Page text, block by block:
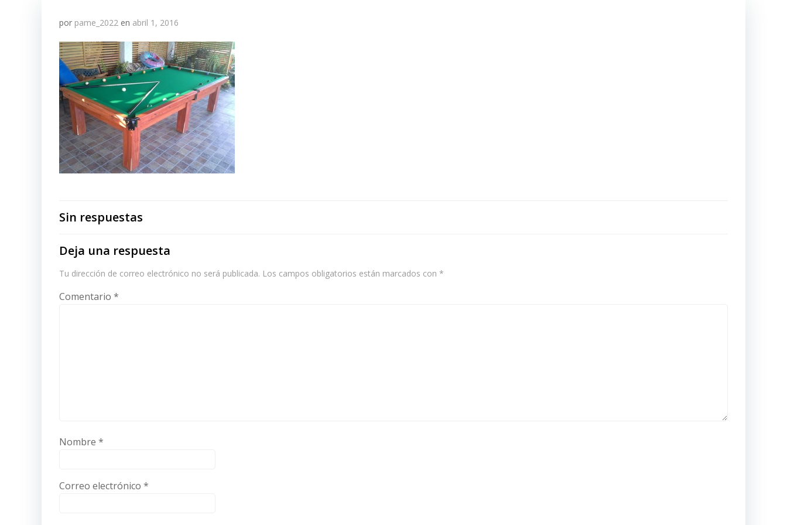
por pame_2022 en abril 1, 2016
Sin respuestas
Deja una respuesta
Tu dirección de correo electrónico no será publicada. Los campos obligatorios están marcados con *
Comentario *
Nombre *
Correo electrónico *